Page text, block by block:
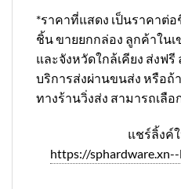
*ราคาที่แสดง เป็นราคาต่อ
ชิ้น ขายยกกล่อง ลูกค้าใน
และจังหวัดใกล้เคียง ส่งฟ
บริการส่งผ่านขนส่ง หรือถ้
ทางร้านวิ่งส่ง สามารถเลื
แชร์ลิ้งค์
https://